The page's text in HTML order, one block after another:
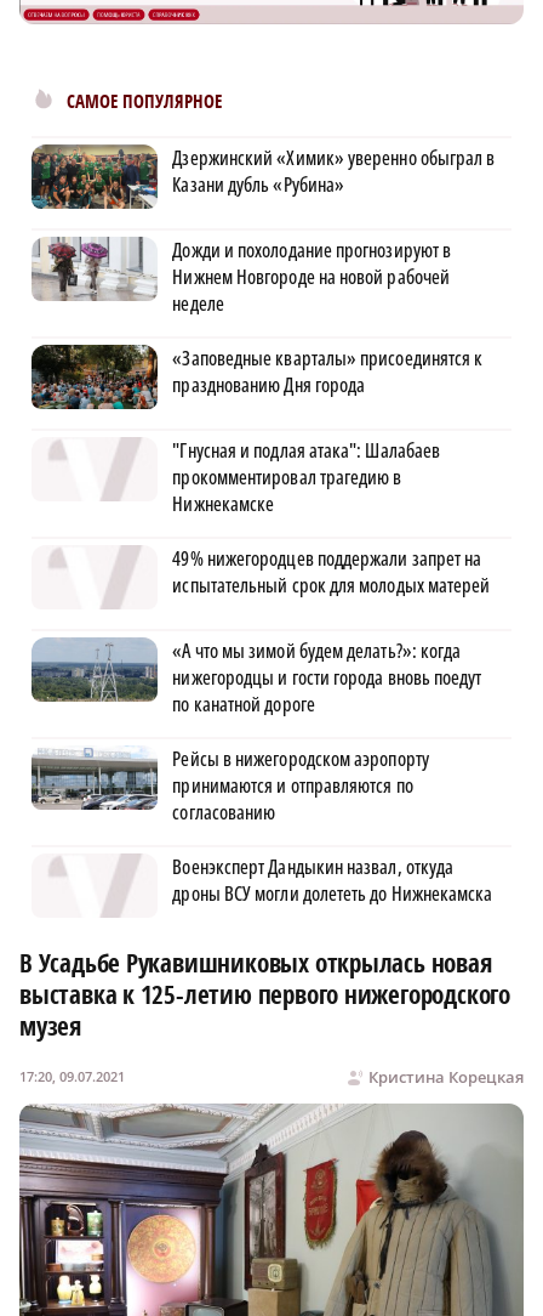
САМОЕ ПОПУЛЯРНОЕ
Дзержинский «Химик» уверенно обыграл в
Казани дубль «Рубина»
Дожди и похолодание прогнозируют в
Нижнем Новгороде на новой рабочей
неделе
«Заповедные кварталы» присоединятся к
празднованию Дня города
"Гнусная и подлая атака": Шалабаев
прокомментировал трагедию в
Нижнекамске
49% нижегородцев поддержали запрет на
испытательный срок для молодых матерей
«А что мы зимой будем делать?»: когда
нижегородцы и гости города вновь поедут
по канатной дороге
Рейсы в нижегородском аэропорту
принимаются и отправляются по
согласованию
Военэксперт Дандыкин назвал, откуда
дроны ВСУ могли долететь до Нижнекамска
В Усадьбе Рукавишниковых открылась новая
выставка к 125-летию первого нижегородского
музея
Кристина Корецкая
17:20, 09.07.2021